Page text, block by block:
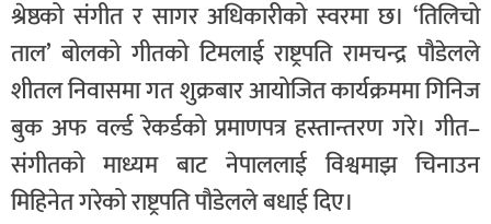
श्रेष्ठको संगीत र सागर अधिकारीको स्वरमा छ। ‘तिलिचो
ताल’ बोलको गीतको टिमलाई राष्ट्रपति रामचन्द्र पौडेलले
शीतल निवासमा गत शुक्रबार आयोजित कार्यक्रममा गिनिज
बुक अफ वर्ल्ड रेकर्डको प्रमाणपत्र हस्तान्तरण गरे। गीत–
संगीतको माध्यम बाट नेपाललाई विश्वमाझ चिनाउन
मिहिनेत गरेको राष्ट्रपति पौडेलले बधाई दिए।